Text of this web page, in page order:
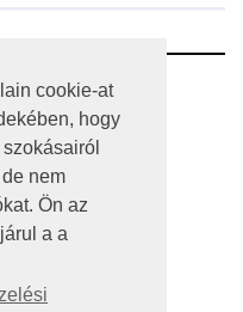
cookie-at
hogy
nem
Ön az
a a